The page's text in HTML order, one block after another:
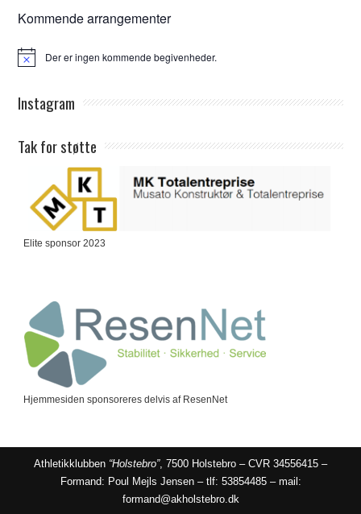
Kommende arrangementer
Notice Der er ingen kommende begivenheder.
Instagram
Tak for støtte
Elite sponsor 2023
Hjemmesiden sponsoreres delvis af ResenNet
Athletikklubben “Holstebro”, 7500 Holstebro – CVR 34556415 –
Formand: Poul Mejls Jensen – tlf: 53854485 – mail:
formand@akholstebro.dk